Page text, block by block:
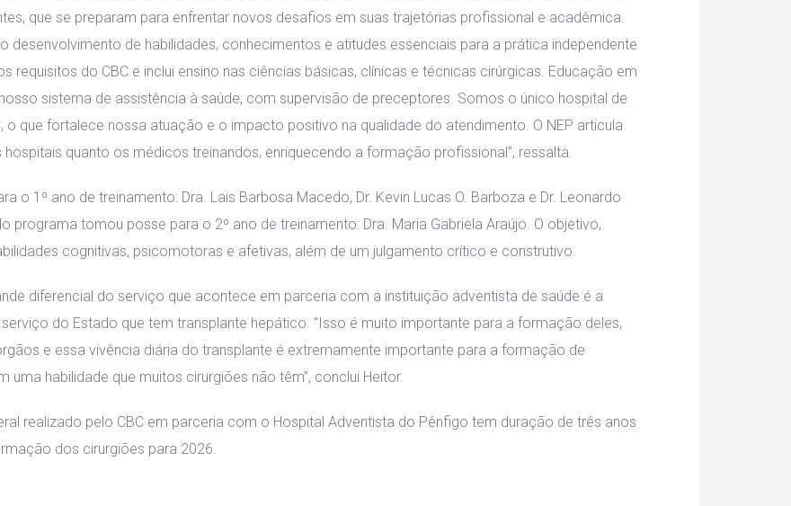
que se preparam para enfrentar novos desafios em suas trajetórias profissional e acadêmica.
desenvolvimento de habilidades, conhecimentos e atitudes essenciais para a prática independente
requisitos do CBC e inclui ensino nas ciências básicas, clínicas e técnicas cirúrgicas. Educação em
sistema de assistência à saúde, com supervisão de preceptores. Somos o único hospital de
o que fortalece nossa atuação e o impacto positivo na qualidade do atendimento. O NEP articula
hospitais quanto os médicos treinandos, enriquecendo a formação profissional”, ressalta.
o 1º ano de treinamento: Dra. Lais Barbosa Macedo, Dr. Kevin Lucas O. Barboza e Dr. Leonardo
programa tomou posse para o 2º ano de treinamento: Dra. Maria Gabriela Araújo. O objetivo,
cognitivas, psicomotoras e afetivas, além de um julgamento crítico e construtivo.
diferencial do serviço que acontece em parceria com a instituição adventista de saúde é a
do Estado que tem transplante hepático. “Isso é muito importante para a formação deles,
e essa vivência diária do transplante é extremamente importante para a formação de
habilidade que muitos cirurgiões não têm”, conclui Heitor.
realizado pelo CBC em parceria com o Hospital Adventista do Pênfigo tem duração de três anos
dos cirurgiões para 2026.